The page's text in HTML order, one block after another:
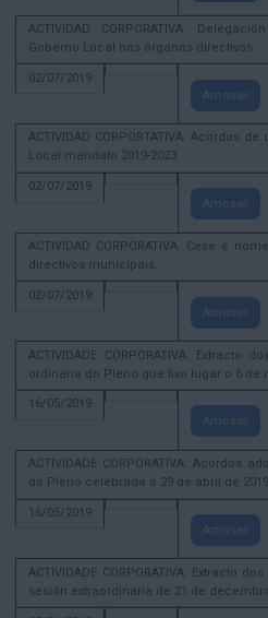
ACTIVIDAD CORPORATIVA.
Goberno Local nos órganos directivos.
02/07/2019
Amosar
ACTIVIDAD CORPORTATIVA. Acordos
Local mandato 2019-2023
02/07/2019
Amosar
ACTIVIDAD CORPORATIVA. Cese e
directivos municipais.
02/07/2019
Amosar
ACTIVIDADE CORPORATIVA.
ordinaria do Pleno que tivo lugar o 6 de
16/05/2019
Amosar
ACTIVIDADE CORPORATIVA. Acordos
do Pleno celebrada o 29 de abril de 2019
16/05/2019
Amosar
ACTIVIDADE CORPORATIVA. Extracto
sesión extraordinaria de 21 de